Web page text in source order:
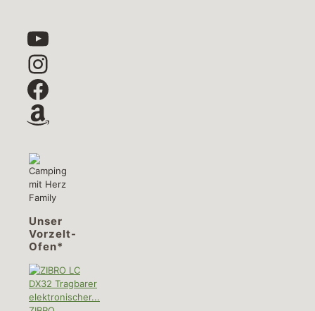
YouTube
Instagram
Facebook
Amazon
Unser
Vorzelt-
Ofen*